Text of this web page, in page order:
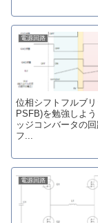
電源回路
位相シフトフルブ
PSFB)を勉強しよ
ッジコンバータの
フ...
電源回路